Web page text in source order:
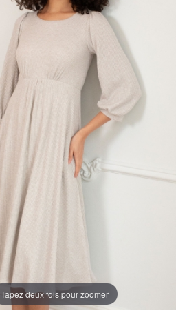
Tapez deux fois pour zoomer